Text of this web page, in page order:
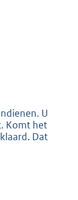
U
Komt het
Dat